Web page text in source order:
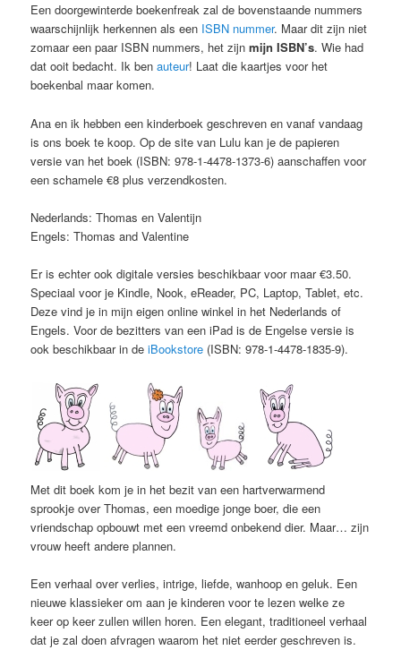
Een doorgewinterde boekenfreak zal de bovenstaande nummers
waarschijnlijk herkennen als een ISBN nummer. Maar dit zijn niet
zomaar een paar ISBN nummers, het zijnmijn ISBN’s. Wie had
dat ooit bedacht. Ik benauteur! Laat die kaartjes voor het
boekenbal maar komen.
Ana en ik hebben een kinderboek geschreven en vanaf vandaag
is ons boek te koop. Op de site van Lulu kan je de papieren
versie van het boek (ISBN: 978-1-4478-1373-6) aanschaffen voor
een schamele €8 plus verzendkosten.
Nederlands: Thomas en Valentijn
Engels: Thomas and Valentine
Er is echter ook digitale versies beschikbaar voor maar €3.50.
Speciaal voor je Kindle, Nook, eReader, PC, Laptop, Tablet, etc.
Deze vind je in mijn eigen online winkel in het Nederlands of
Engels. Voor de bezitters van een iPad is de Engelse versie is
ook beschikbaar in deiBookstore (ISBN: 978-1-4478-1835-9).
Met dit boek kom je in het bezit van een hartverwarmend
sprookje over Thomas, een moedige jonge boer, die een
vriendschap opbouwt met een vreemd onbekend dier. Maar… zijn
vrouw heeft andere plannen.
Een verhaal over verlies, intrige, liefde, wanhoop en geluk. Een
nieuwe klassieker om aan je kinderen voor te lezen welke ze
keer op keer zullen willen horen. Een elegant, traditioneel verhaal
dat je zal doen afvragen waarom het niet eerder geschreven is.